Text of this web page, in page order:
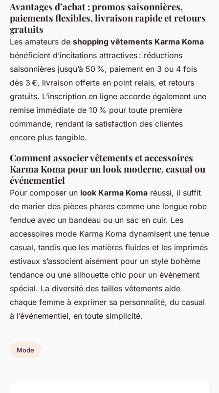
Avantages d’achat : promos saisonnières,
paiements flexibles, livraison rapide et retours
gratuits
Les amateurs de shopping vêtements Karma Koma
bénéficient d’incitations attractives : réductions
saisonnières jusqu’à 50 %, paiement en 3 ou 4 fois
dès 3 €, livraison offerte en point relais, et retours
gratuits. L’inscription en ligne accorde également une
remise immédiate de 10 % pour toute première
commande, rendant la satisfaction des clientes
encore plus tangible.
Comment associer vêtements et accessoires
Karma Koma pour un look moderne, casual ou
événementiel
Pour composer un look Karma Koma réussi, il suffit
de marier des pièces phares comme une longue robe
fendue avec un bandeau ou un sac en cuir. Les
accessoires mode Karma Koma dynamisent une tenue
casual, tandis que les matières fluides et les imprimés
estivaux s’associent aisément pour un style bohème
tendance ou une silhouette chic pour un événement
spécial. La diversité des tailles vêtements aide
chaque femme à exprimer sa personnalité, du casual
à l’événementiel, en toute simplicité.
Mode